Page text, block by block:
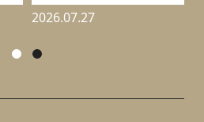
2026.07.27